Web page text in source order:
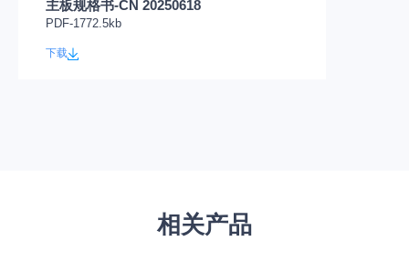
主板规格书-CN 20250618
PDF-1772.5kb
下载
相关产品